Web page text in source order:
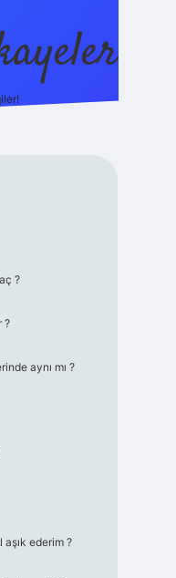
?
?
aynı mı ?
ederim ?